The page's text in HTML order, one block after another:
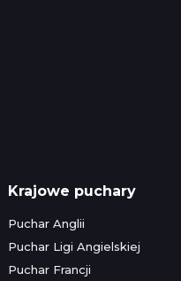
Krajowe puchary
Puchar Anglii
Puchar Ligi Angielskiej
Puchar Francji